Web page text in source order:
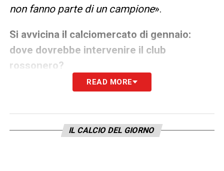
non fanno parte di un campione».
Si avvicina il calciomercato di gennaio:
dove dovrebbe intervenire il club
rossonero?
Io credo che bisogna trovare delle
è un giocatore adattato e quindi un vero vice
Leao non c’è anche se mi è piaciuto
READ MORE
IL CALCIO DEL GIORNO